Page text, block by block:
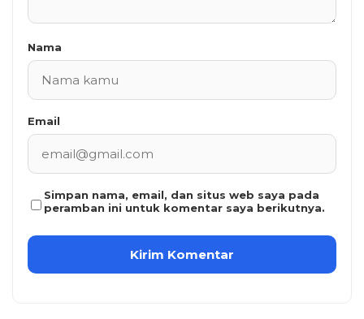
Nama
Email
Simpan nama, email, dan situs web saya pada
peramban ini untuk komentar saya berikutnya.